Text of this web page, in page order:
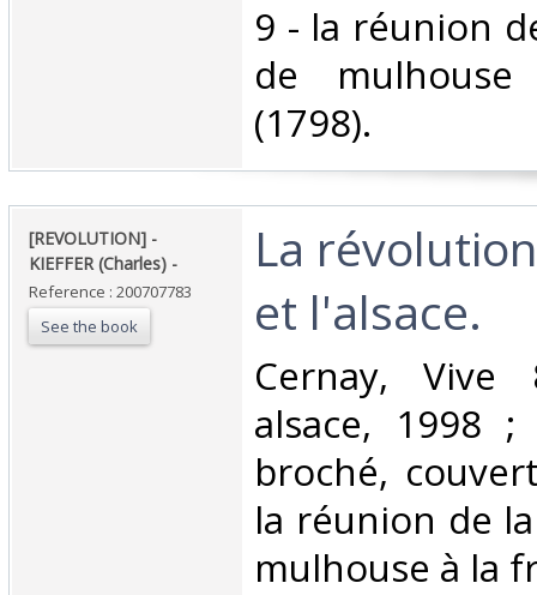
‎9 - la réunion
de
(1798).‎
‎[REVOLUTION] -
KIEFFER (Charles) - ‎
Reference : 200707783
See the book
‎La
et l'alsace. ‎
‎Cernay,
alsace, 1998
broché,
la réunion de
mulhouse à la